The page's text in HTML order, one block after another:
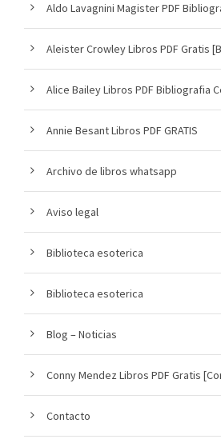
Aldo Lavagnini Magister PDF
Aleister Crowley Libros PDF Gratis
Alice Bailey Libros PDF Bibliografia
Annie Besant Libros PDF GRATIS
Archivo de libros whatsapp
Aviso legal
Biblioteca esoterica
Biblioteca esoterica
Blog – Noticias
Conny Mendez Libros PDF Gratis
Contacto